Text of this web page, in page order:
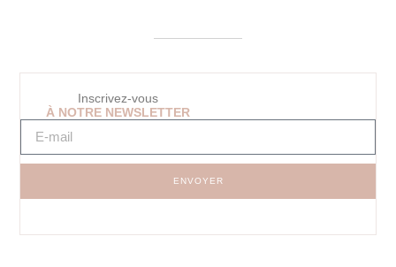
Inscrivez-vous
À NOTRE NEWSLETTER
ENVOYER